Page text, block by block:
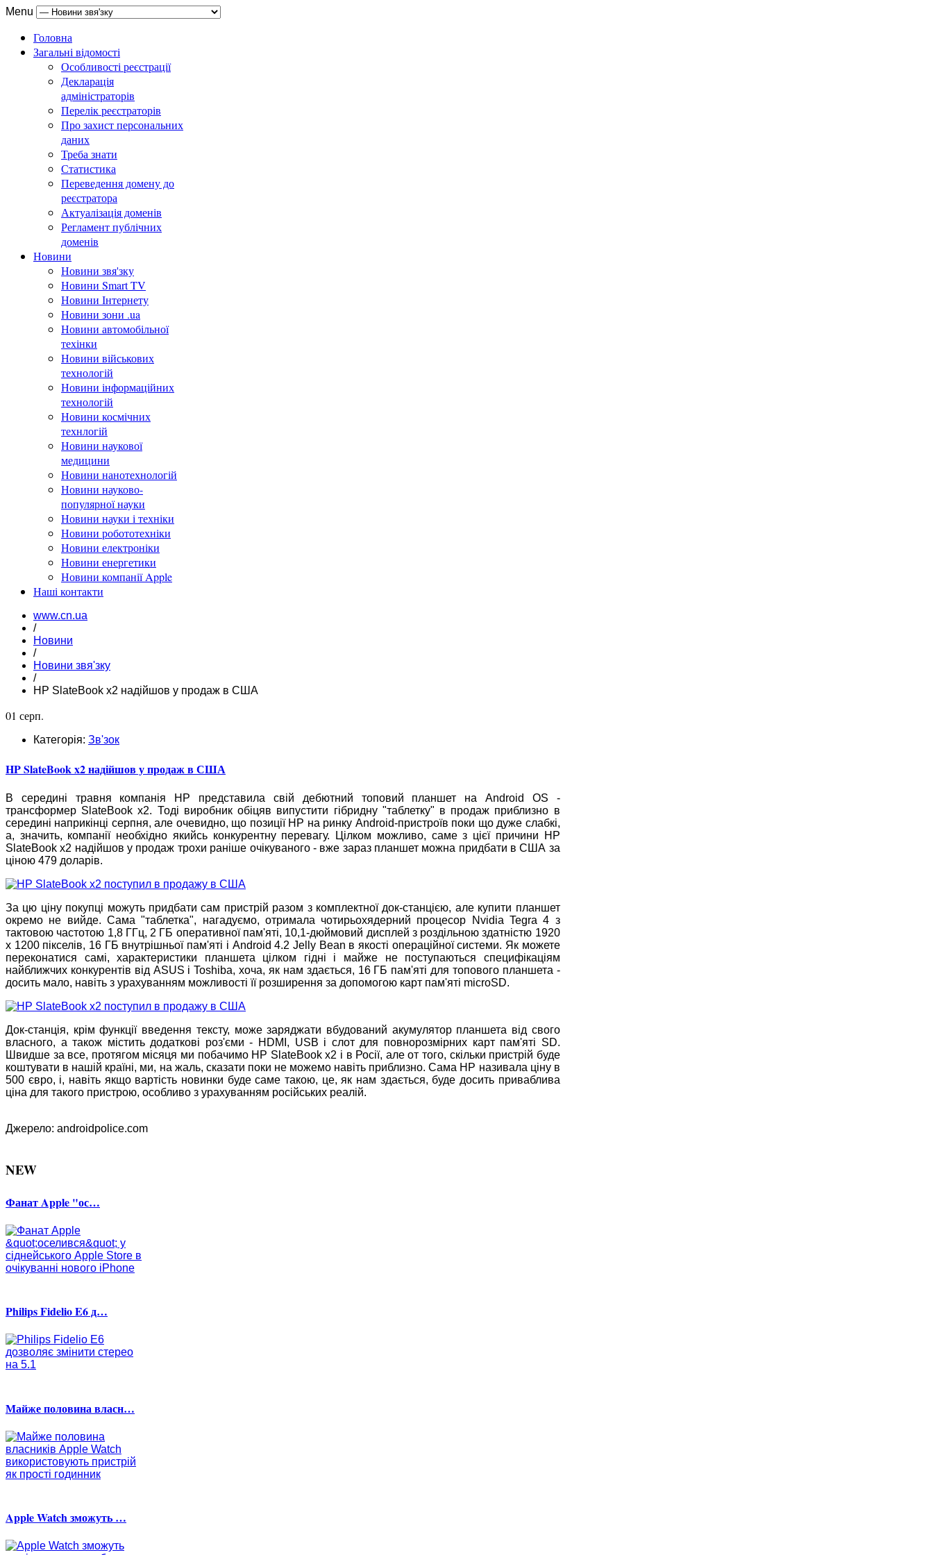
Menu
Головна
Загальні відомості
Особливості реєстрації
Декларація
адміністраторів
Перелік реєстраторів
Про захист персональних
даних
Треба знати
Статистика
Переведення домену до
реєстратора
Актуалізація доменів
Регламент публічних
доменів
Новини
Новини звя'зку
Новини Smart TV
Новини Інтернету
Новини зони .ua
Новини автомобільної
техінки
Новини військових
технологій
Новини інформаційних
технологій
Новини космічних
технлогій
Новини наукової
медицини
Новини нанотехнологій
Новини науково-
популярної науки
Новини науки і техніки
Новини робототехніки
Новини електроніки
Новини енергетики
Новини компанії Apple
Наші контакти
www.cn.ua
/
Новини
/
Новини звя'зку
/
HP SlateBook x2 надійшов у продаж в США
01 серп.
Категорія: Зв'зок
HP SlateBook x2 надійшов у продаж в США
В середині травня компанія HP представила свій дебютний топовий планшет на Android OS -
трансформер SlateBook x2. Тоді виробник обіцяв випустити гібридну "таблетку" в продаж приблизно в
середині наприкінці серпня, але очевидно, що позиції HP на ринку Android-пристроїв поки що дуже слабкі,
а, значить, компанії необхідно якийсь конкурентну перевагу. Цілком можливо, саме з цієї причини HP
SlateBook x2 надійшов у продаж трохи раніше очікуваного - вже зараз планшет можна придбати в США за
ціною 479 доларів.
За цю ціну покупці можуть придбати сам пристрій разом з комплектної док-станцією, але купити планшет
окремо не вийде. Сама "таблетка", нагадуємо, отримала чотирьохядерний процесор Nvidia Tegra 4 з
тактовою частотою 1,8 ГГц, 2 ГБ оперативної пам'яті, 10,1-дюймовий дисплей з роздільною здатністю 1920
х 1200 пікселів, 16 ГБ внутрішньої пам'яті і Android 4.2 Jelly Bean в якості операційної системи. Як можете
переконатися самі, характеристики планшета цілком гідні і майже не поступаються специфікаціям
найближчих конкурентів від ASUS і Toshiba, хоча, як нам здається, 16 ГБ пам'яті для топового планшета -
досить мало, навіть з урахуванням можливості її розширення за допомогою карт пам'яті microSD.
Док-станція, крім функції введення тексту, може заряджати вбудований акумулятор планшета від свого
власного, а також містить додаткові роз'єми - HDMI, USB і слот для повнорозмірних карт пам'яті SD.
Швидше за все, протягом місяця ми побачимо HP SlateBook x2 і в Росії, але от того, скільки пристрій буде
коштувати в нашій країні, ми, на жаль, сказати поки не можемо навіть приблизно. Сама HP називала ціну в
500 євро, і, навіть якщо вартість новинки буде саме такою, це, як нам здається, буде досить приваблива
ціна для такого пристрою, особливо з урахуванням російських реалій.
Джерело: androidpolice.com
NEW
Фанат Apple "ос…
Philips Fidelio E6 д…
Майже половина власн…
Apple Watch зможуть …